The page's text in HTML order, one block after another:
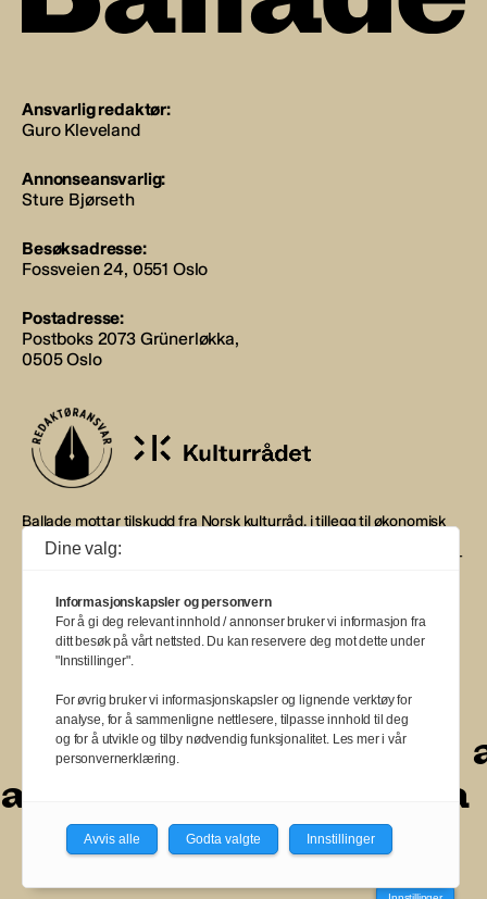
Ansvarlig redaktør:
Guro Kleveland
Annonseansvarlig:
Sture Bjørseth
Besøksadresse:
Fossveien 24, 0551 Oslo
Postadresse:
Postboks 2073 Grünerløkka,
0505 Oslo
Ballade mottar tilskudd fra Norsk kulturråd, i tillegg til økonomisk
støtte fra eierne NOPA, Norsk komponistforening og
Musikkforleggerne. Ballade drives etter Redaktør- og Vær Varsom-
BALLADE — NORGES MUSIKKMAGASIN
a
aa
aaa
a
a
Dine valg:
Informasjonskapsler og personvern
For å gi deg relevant innhold / annonser bruker vi informasjon fra
ditt besøk på vårt nettsted. Du kan reservere deg mot dette under
"Innstillinger".
For øvrig bruker vi informasjonskapsler og lignende verktøy for
analyse, for å sammenligne nettlesere, tilpasse innhold til deg
og for å utvikle og tilby nødvendig funksjonalitet. Les mer i vår
personvernerklæring.
Avvis alle Godta valgte Innstillinger